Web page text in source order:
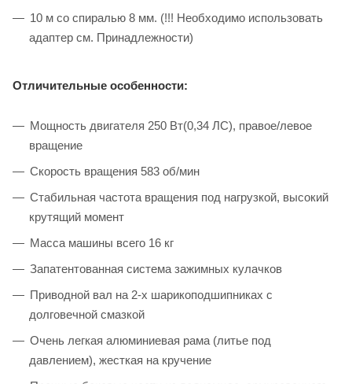
10 м со спиралью 8 мм. (!!! Необходимо использовать
адаптер см. Принадлежности)
Отличительные особенности:
Мощность двигателя 250 Вт(0,34 ЛС), правое/левое
вращение
Скорость вращения 583 об/мин
Стабильная частота вращения под нагрузкой, высокий
крутящий момент
Масса машины всего 16 кг
Запатентованная система зажимных кулачков
Приводной вал на 2-х шарикоподшипниках с
долговечной смазкой
Очень легкая алюминиевая рама (литье под
давлением), жесткая на кручение